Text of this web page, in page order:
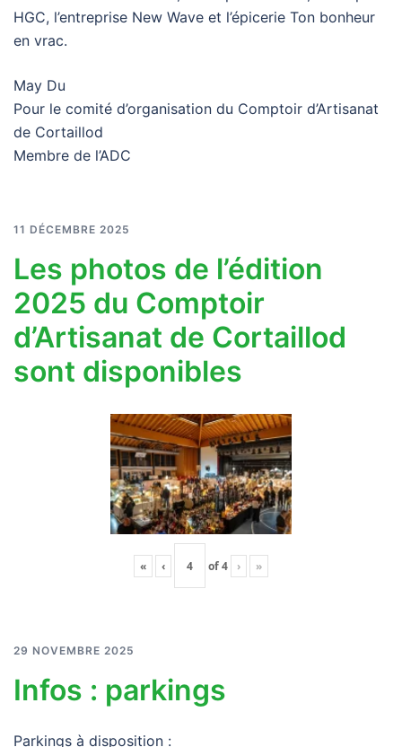
HGC, l’entreprise New Wave et l’épicerie Ton bonheur
en vrac.
May Du
Pour le comité d’organisation du Comptoir d’Artisanat
de Cortaillod
Membre de l’ADC
11 DÉCEMBRE 2025
Les photos de l’édition
2025 du Comptoir
d’Artisanat de Cortaillod
sont disponibles
« ‹ of4 › »
29 NOVEMBRE 2025
Infos : parkings
Parkings à disposition :